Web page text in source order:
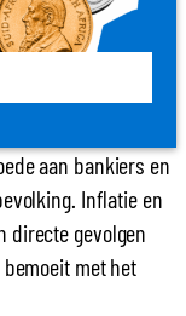
aan bankiers en
Inflatie en
directe gevolgen
met het